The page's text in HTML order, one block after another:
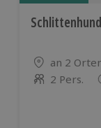
Standort
an 2
Anzahl der
2 Pers.